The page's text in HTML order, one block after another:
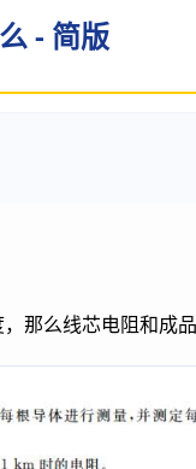
- 简版
那么线芯电阻和成